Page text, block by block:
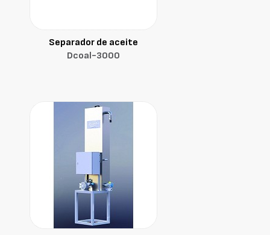
Separador de aceite
Dcoal-3000